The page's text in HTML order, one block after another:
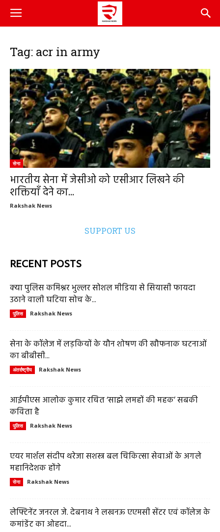
Tag: acr in army
सेना
भारतीय सेना में जेसीओ को एसीआर लिखने की
शक्तियाँ देने का...
Rakshak News
SUPPORT US
RECENT POSTS
क्या पुलिस कमिश्नर भुल्लर सोशल मीडिया से सियासी फायदा
उठाने वाली घटिया सोच के...
पुलिस Rakshak News
सेना के कॉलेज में लड़कियों के यौन शोषण की खौफनाक घटनाओं
का बीबीसी...
अंतर्राष्ट्रीय Rakshak News
आईपीएस आलोक कुमार रचित ‘साझे लमहों की महक’ सबकी
कविता है
पुलिस Rakshak News
एयर मार्शल संदीप थरेजा सशस्त्र बल चिकित्सा सेवाओं के अगले
महानिदेशक होंगे
सेना Rakshak News
लेफ्टिनेंट जनरल जे. देबनाथ ने लखनऊ एएमसी सेंटर एवं कॉलेज के
कमांडेंट का ओहदा...